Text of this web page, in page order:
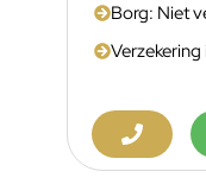
Borg: Niet